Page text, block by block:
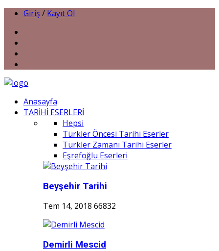
Giriş / Kayıt Ol
Anasayfa
TARİHİ ESERLERİ
Hepsi
Türkler Öncesi Tarihi Eserler
Türkler Zamanı Tarihi Eserler
Eşrefoğlu Eserleri
Beyşehir Tarihi
Tem 14, 2018 66832
Demirli Mescid